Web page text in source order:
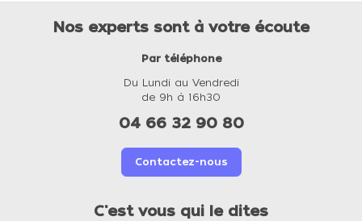
Nos experts sont à votre écoute
Par téléphone
Du Lundi au Vendredi
de 9h à 16h30
04 66 32 90 80
Contactez-nous
C'est vous qui le dites